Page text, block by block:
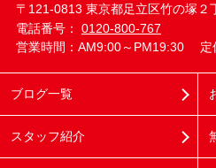
〒121-0813 東京都足立区竹の塚２
電話番号： 0120-800-767
営業時間：AM9:00～PM19:30
定
ブログ一覧
スタッフ紹介